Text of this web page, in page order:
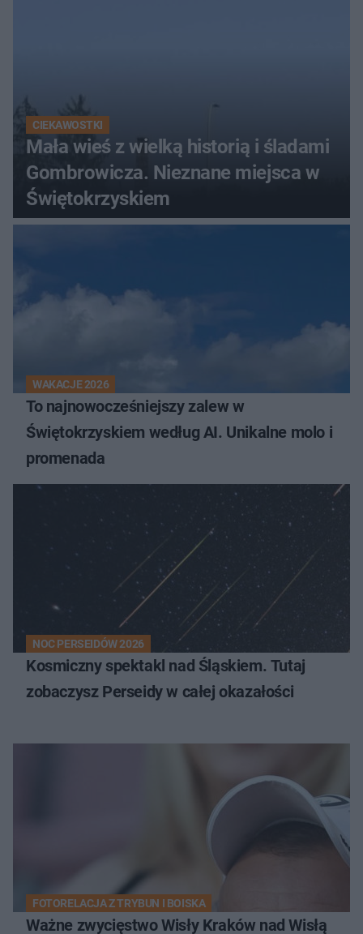
CIEKAWOSTKI
Mała wieś z wielką historią i śladami
Gombrowicza. Nieznane miejsca w
Świętokrzyskiem
WAKACJE 2026
To najnowocześniejszy zalew w
Świętokrzyskiem według AI. Unikalne molo i
promenada
NOC PERSEIDÓW 2026
Kosmiczny spektakl nad Śląskiem. Tutaj
zobaczysz Perseidy w całej okazałości
FOTORELACJA Z TRYBUN I BOISKA
Ważne zwycięstwo Wisły Kraków nad Wisłą